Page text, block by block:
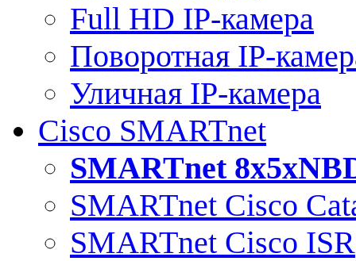
Full HD IP-камера
Поворотная IP-
Уличная IP-камера
Cisco SMARTnet
SMARTnet
SMARTnet Cisco
SMARTnet Cisco ISR